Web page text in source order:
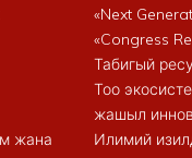
жана
«Next
«Congress
Табигый
Тоо
жашыл
Илимий